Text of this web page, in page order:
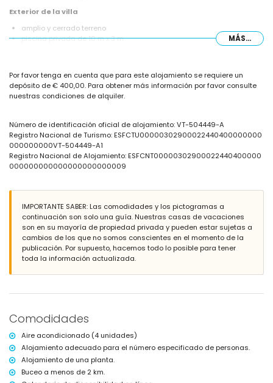
Exterior de la villa
amplio y cerrado terreno
piscina privada de 10 m x 3 m
ducha exterior
área de estar exterior y área de comedor exterior
2 plazas de aparcamiento privadas
pueblo más cercano: Calpe (a menos de 4 kilómetros de la villa)
río o costa más cercano a 2 kilómetros de la villa
playa más cercana: La Fustera (a menos de 2 kilómetros de la villa)
puerto más cercano: Calpe (a menos de 5 kilómetros de la villa)
consulte si se permiten mascotas
El alojamiento es muy adecuado para familias con niños
Servicios e instalaciones incluidos en el precio de alquiler de la
villa
internet (WiFi)
aire acondicionado
Deportes
tenis, buceo, snorkel, surf y windsurf (a menos de 5 kilómetros de la
villa)
MÁS...
Por favor tenga en cuenta que para este alojamiento se requiere un
depósito de € 400,00. Para obtener más información por favor consulte
nuestras condiciones de alquiler.
Número de identificación oficial de alojamiento: VT-504449-A
Registro Nacional de Turismo: ESFCTU00000302900022440400000000
000000000VT-504449-A1
Registro Nacional de Alojamiento: ESFCNT00000302900022440400000
000000000000000000000009
IMPORTANTE SABER: Las comodidades y los pictogramas a
continuación son solo una guía. Nuestras casas de vacaciones
son en su mayoría de propiedad privada y pueden estar sujetas a
cambios de los que no somos conscientes en el momento de la
publicación. Por supuesto, hacemos todo lo posible para tener
toda la información actualizada.
Comodidades
Aire acondicionado (4 unidades)
Alojamiento adecuado para el número especificado de personas.
Alojamiento de una planta.
Buceo a menos de 2 km.